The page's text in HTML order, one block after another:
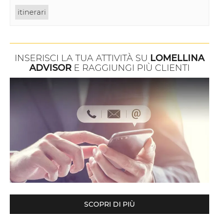
itinerari
INSERISCI LA TUA ATTIVITÀ SU LOMELLINA
ADVISOR E RAGGIUNGI PIÙ CLIENTI
SCOPRI DI PIÙ